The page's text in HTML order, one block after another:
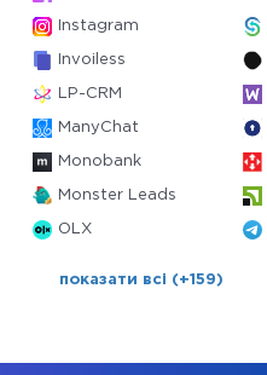
Instagram
Invoiless
LP-CRM
ManyChat
Monobank
Monster Leads
OLX
показати всі (+159)